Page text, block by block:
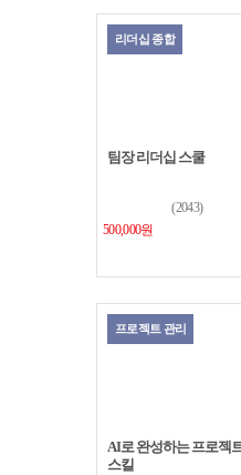
리더십 종합
팀장 리더십 스쿨
(2043)
500,000원
프로젝트 관리
AI로 완성하는 프로젝
스킬